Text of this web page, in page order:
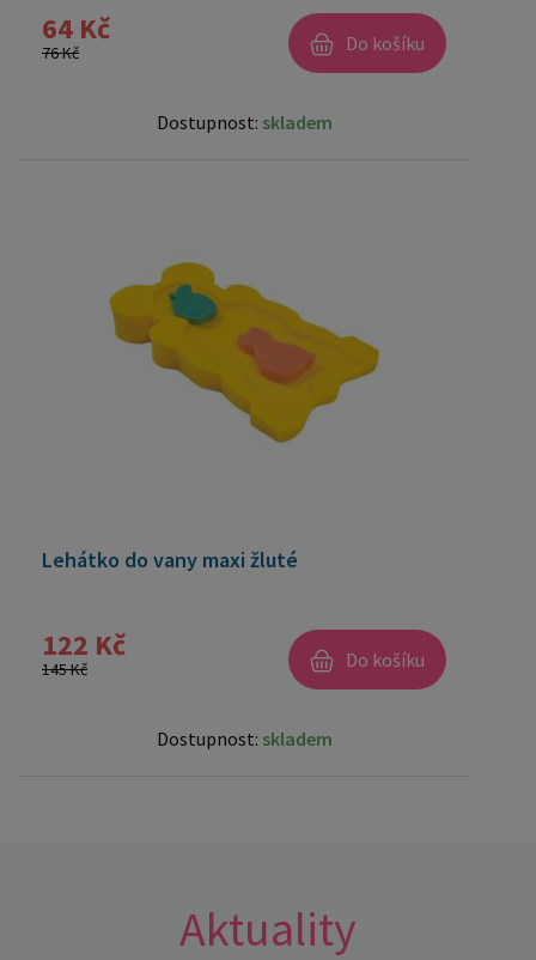
64 Kč
76 Kč Do košíku
Dostupnost: skladem
Lehátko do vany maxi žluté
122 Kč
145 Kč Do košíku
Dostupnost: skladem
Aktuality